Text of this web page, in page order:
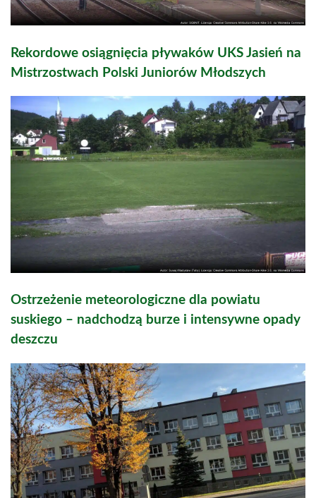
Rekordowe osiągnięcia pływaków UKS Jasień na
Mistrzostwach Polski Juniorów Młodszych
Ostrzeżenie meteorologiczne dla powiatu
suskiego – nadchodzą burze i intensywne opady
deszczu